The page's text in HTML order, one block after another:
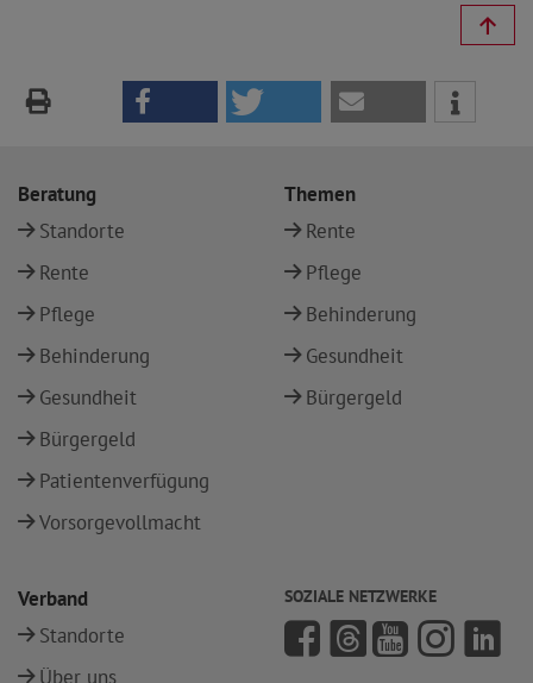
Beratung
Standorte
Rente
Pflege
Behinderung
Gesundheit
Bürgergeld
Patientenverfügung
Vorsorgevollmacht
Themen
Rente
Pflege
Behinderung
Gesundheit
Bürgergeld
Verband
Standorte
Über uns
SOZIALE NETZWERKE